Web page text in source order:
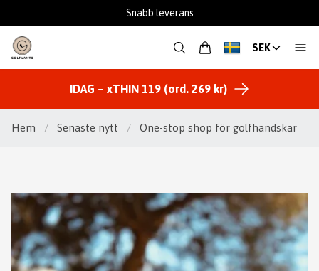
Fantastisk support
SEK
IDAG – xTHIN 119 (ord. 269 kr)
Hem / Senaste nytt / One-stop shop för golfhandskar